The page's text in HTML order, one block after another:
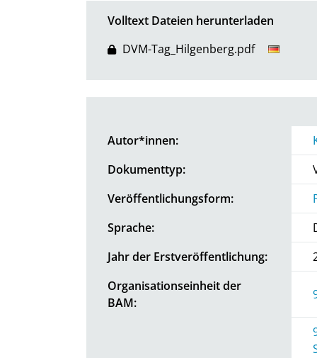
Volltext Dateien herunterladen
DVM-Tag_Hilgenberg.pdf
Autor*innen:
Dokumenttyp:
Veröffentlichungsform:
Sprache:
Jahr der Erstveröffentlichung:
Organisationseinheit der
BAM: